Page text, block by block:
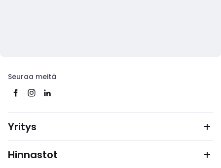
Seuraa meitä
Yritys
Hinnastot